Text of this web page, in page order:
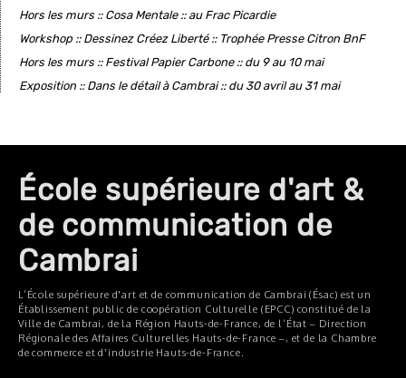
Hors les murs :: Cosa Mentale :: au Frac Picardie
Workshop :: Dessinez Créez Liberté :: Trophée Presse Citron BnF
Hors les murs :: Festival Papier Carbone :: du 9 au 10 mai
Exposition :: Dans le détail à Cambrai :: du 30 avril au 31 mai
École supérieure d'art &
de communication de
Cambrai
L’École supérieure d'art et de communication de Cambrai (Ésac) est un
Établissement public de coopération Culturelle (EPCC) constitué de la
Ville de Cambrai, de la Région Hauts-de-France, de l’État – Direction
Régionale des Affaires Culturelles Hauts-de-France –, et de la Chambre
de commerce et d'industrie Hauts-de-France.